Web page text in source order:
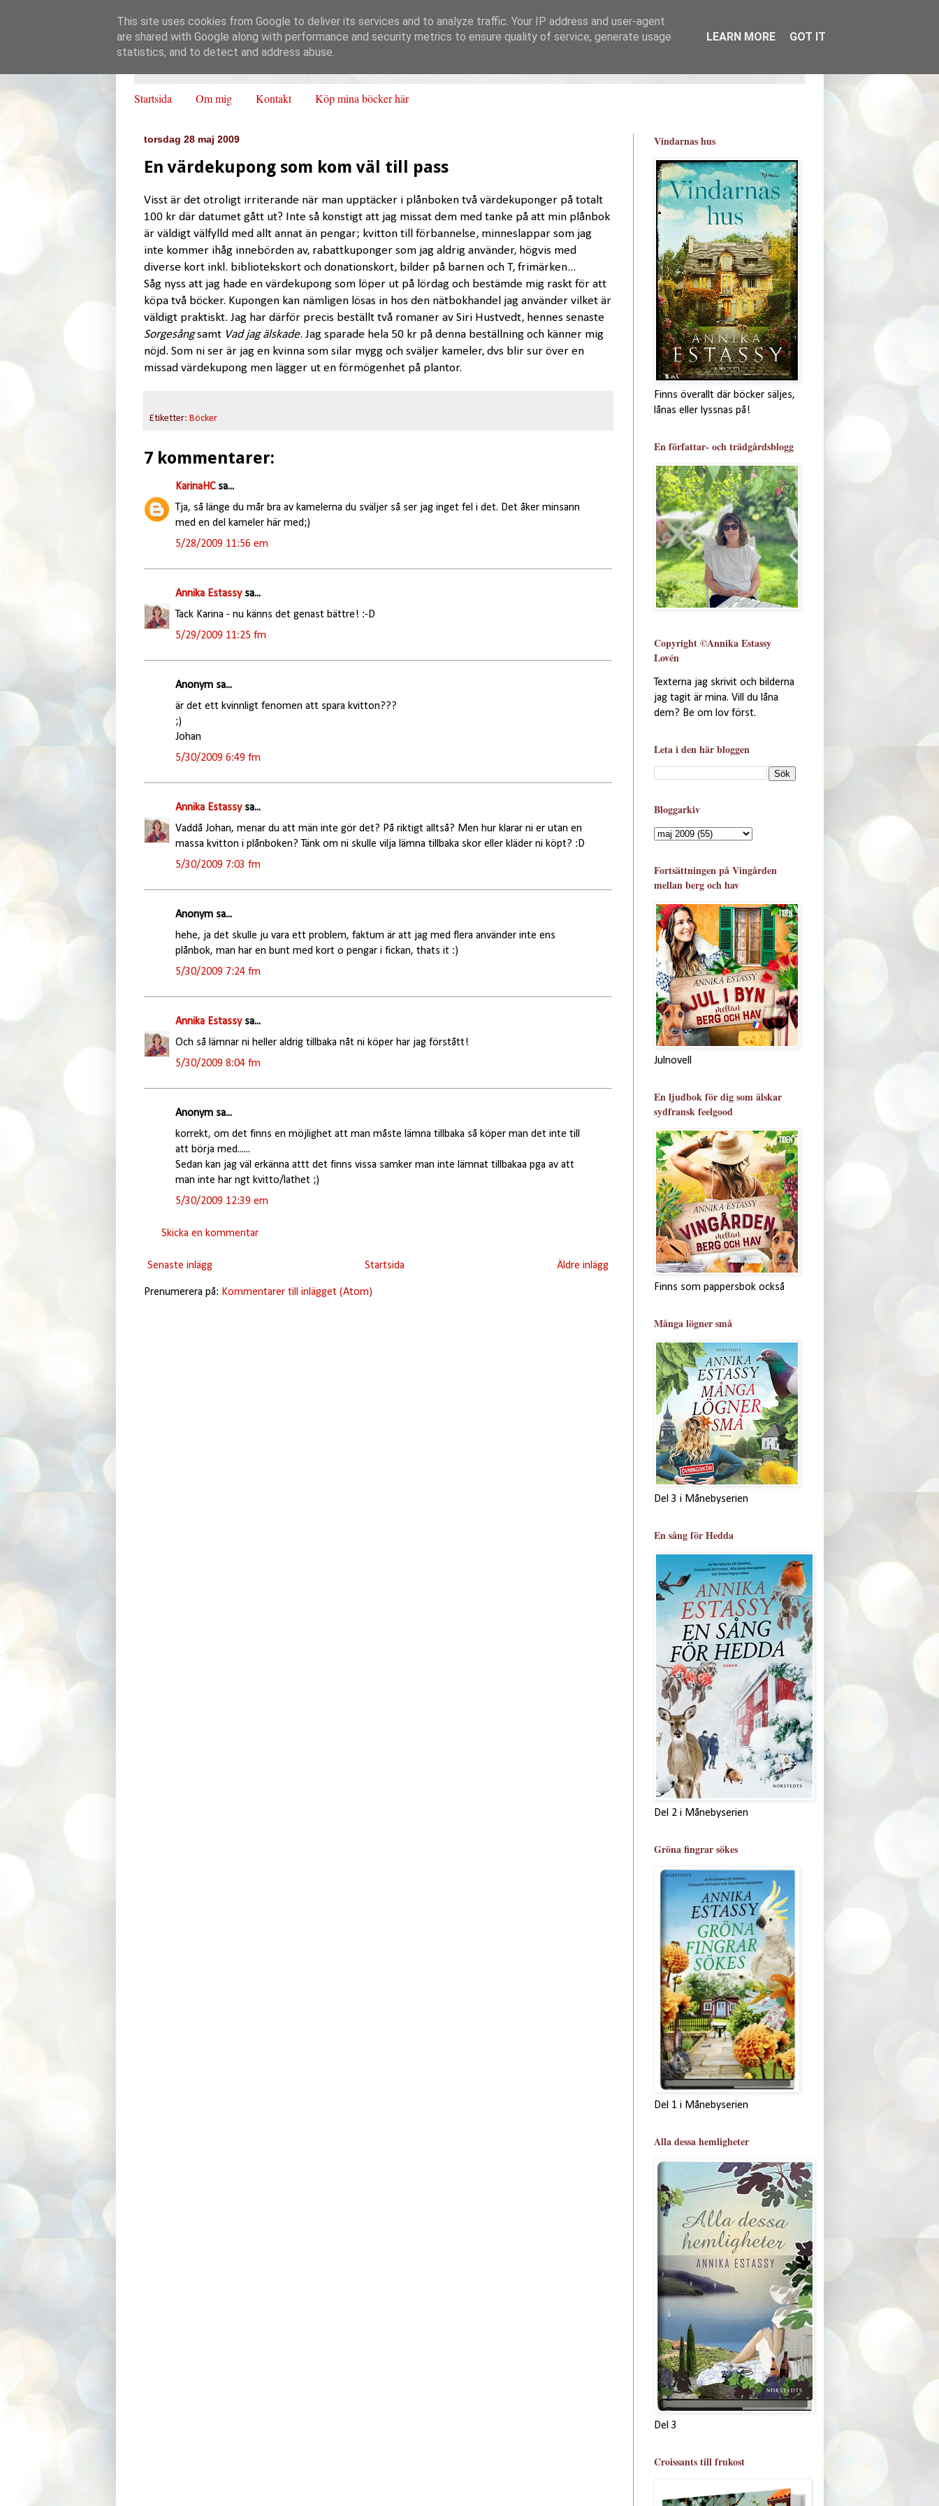
Startsida Om mig Kontakt Köp mina böcker här
torsdag 28 maj 2009
En värdekupong som kom väl till pass
Visst är det otroligt irriterande när man upptäcker i plånboken två värdekuponger på totalt
100 kr där datumet gått ut? Inte så konstigt att jag missat dem med tanke på att min plånbok
är väldigt välfylld med allt annat än pengar; kvitton till förbannelse, minneslappar som jag
inte kommer ihåg innebörden av, rabattkuponger som jag aldrig använder, högvis med
diverse kort inkl. bibliotekskort och donationskort, bilder på barnen och T, frimärken...
Såg nyss att jag hade en värdekupong som löper ut på lördag och bestämde mig raskt för att
köpa två böcker. Kupongen kan nämligen lösas in hos den nätbokhandel jag använder vilket är
väldigt praktiskt. Jag har därför precis beställt två romaner av Siri Hustvedt, hennes senaste
Sorgesångsamt Vad jag älskade. Jag sparade hela 50 kr på denna beställning och känner mig
nöjd. Som ni ser är jag en kvinna som silar mygg och sväljer kameler, dvs blir sur över en
missad värdekupong men lägger ut en förmögenhet på plantor.
Etiketter: Böcker
7 kommentarer:
KarinaHCsa...
Tja, så länge du mår bra av kamelerna du sväljer så ser jag inget fel i det. Det åker minsann
med en del kameler här med;)
5/28/2009 11:56 em
Annika Estassysa...
Tack Karina - nu känns det genast bättre! :-D
5/29/2009 11:25 fm
Anonym sa...
är det ett kvinnligt fenomen att spara kvitton???
;)
Johan
5/30/2009 6:49 fm
Annika Estassysa...
Vaddå Johan, menar du att män inte gör det? På riktigt alltså? Men hur klarar ni er utan en
massa kvitton i plånboken? Tänk om ni skulle vilja lämna tillbaka skor eller kläder ni köpt? :D
5/30/2009 7:03 fm
Anonym sa...
hehe, ja det skulle ju vara ett problem, faktum är att jag med flera använder inte ens
plånbok, man har en bunt med kort o pengar i fickan, thats it :)
5/30/2009 7:24 fm
Annika Estassysa...
Och så lämnar ni heller aldrig tillbaka nåt ni köper har jag förstått!
5/30/2009 8:04 fm
Anonym sa...
korrekt, om det finns en möjlighet att man måste lämna tillbaka så köper man det inte till
att börja med......
Sedan kan jag väl erkänna attt det finns vissa samker man inte lämnat tillbakaa pga av att
man inte har ngt kvitto/lathet ;)
5/30/2009 12:39 em
Skicka en kommentar
Senaste inlägg Äldre inlägg
Startsida
Prenumerera på: Kommentarer till inlägget (Atom)
Vindarnas hus
Finns överallt där böcker säljes,
lånas eller lyssnas på!
En författar- och trädgårdsblogg
Copyright ©Annika Estassy
Lovén
Texterna jag skrivit och bilderna
jag tagit är mina. Vill du låna
dem? Be om lov först.
Leta i den här bloggen
Bloggarkiv
Fortsättningen på Vingården
mellan berg och hav
Julnovell
En ljudbok för dig som älskar
sydfransk feelgood
Finns som pappersbok också
Många lögner små
Del 3 i Månebyserien
En sång för Hedda
Del 2 i Månebyserien
Gröna fingrar sökes
Del 1 i Månebyserien
Alla dessa hemligheter
Del 3
Croissants till frukost
This site uses cookies from Google to deliver its services and to analyze traffic. Your IP address and user-agent
are shared with Google along with performance and security metrics to ensure quality of service, generate usage
statistics, and to detect and address abuse.
LEARN MORE GOT IT